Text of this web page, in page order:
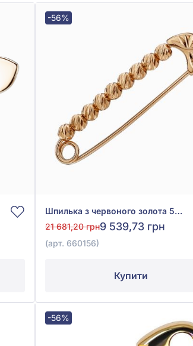
-56%
Шпилька з червоного золота 585° без вставки, арт. 660156
21 681,20 грн9 539,73 грн
(арт. 660156)
Купити
-56%